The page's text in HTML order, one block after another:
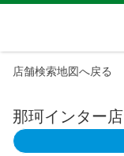
店舗検索地図へ戻る
那珂インター店